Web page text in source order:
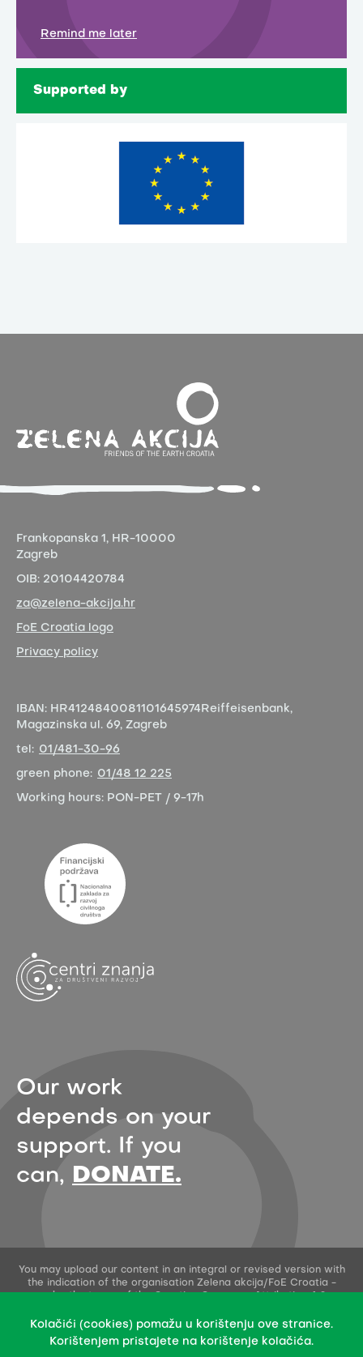
Remind me later
Supported by
Frankopanska 1, HR-10000
Zagreb
OIB: 20104420784
za@zelena-akcija.hr
FoE Croatia logo
Privacy policy
IBAN: HR4124840081101645974 Reiffeisenbank,
Magazinska ul. 69, Zagreb
tel: 01/481-30-96
green phone: 01/48 12 225
Working hours: PON-PET / 9-17h
Our work
depends on your
support. If you
can,
DONATE.
You may upload our content in an integral or revised version with
the indication of the organisation Zelena akcija/FoE Croatia -
This permission does not apply to stock photos and embedded
content of other creators.
Kolačići (cookies) pomažu u korištenju ove stranice.
Korištenjem pristajete na korištenje kolačića.